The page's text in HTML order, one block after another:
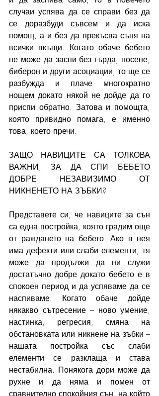
случаи успява да се справи без да
се доразбуди съвсем и да иска
помощ, а и без да прекъсва съня на
всички вкъщи. Когато обаче бебето
не може да заспи без гърда, носене,
биберон и други асоциации, то ще се
разбужда и плаче многократно
нощем докато някой не дойде да го
приспи обратно. Затова и помощта,
която привидно помага, е именно
това, което пречи.
ЗАЩО НАВИЦИТЕ СА ТОЛКОВА
ВАЖНИ, ЗА ДА СПИ БЕБЕТО
ДОБРЕ НЕЗАВИЗИМО ОТ
НИКНЕНЕТО НА ЗЪБКИ?
Представете си, че навиците за сън
са една постройка, която градим още
от раждането на бебето. Ако в нея
има дефекти или слаби елементи, тя
може да продължи да ни служи
достатъчно добре докато бебето е в
спокоен период и да успяваме да се
наспиваме. Когато обаче дойде
някакво сътресение – ново умение,
настинка, регресия, смяна на
обстановката или никнене на зъбки –
нашата постройка със слаби
елементи се разклаща и става
нестабилна. Понякога дори може да
рухне и да няма и помен от
сравнително спокойния сън, на който